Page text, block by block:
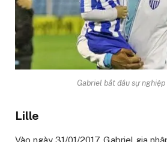
Gabriel bắt đầu sự nghiệp
Lille